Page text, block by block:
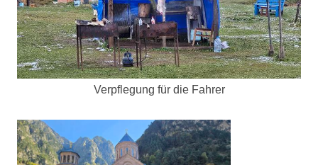
Verpflegung für die Fahrer